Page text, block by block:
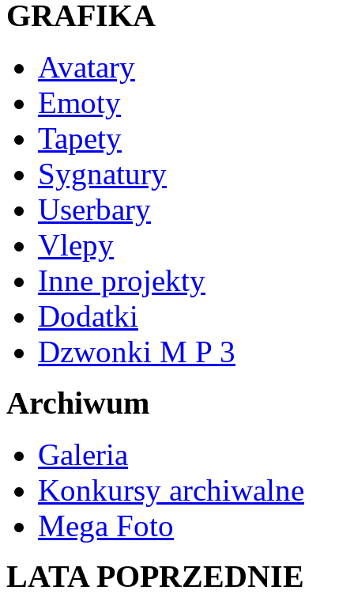
GRAFIKA
Avatary
Emoty
Tapety
Sygnatury
Userbary
Vlepy
Inne projekty
Dodatki
Dzwonki M P 3
Archiwum
Galeria
Konkursy archiwalne
Mega Foto
LATA POPRZEDNIE